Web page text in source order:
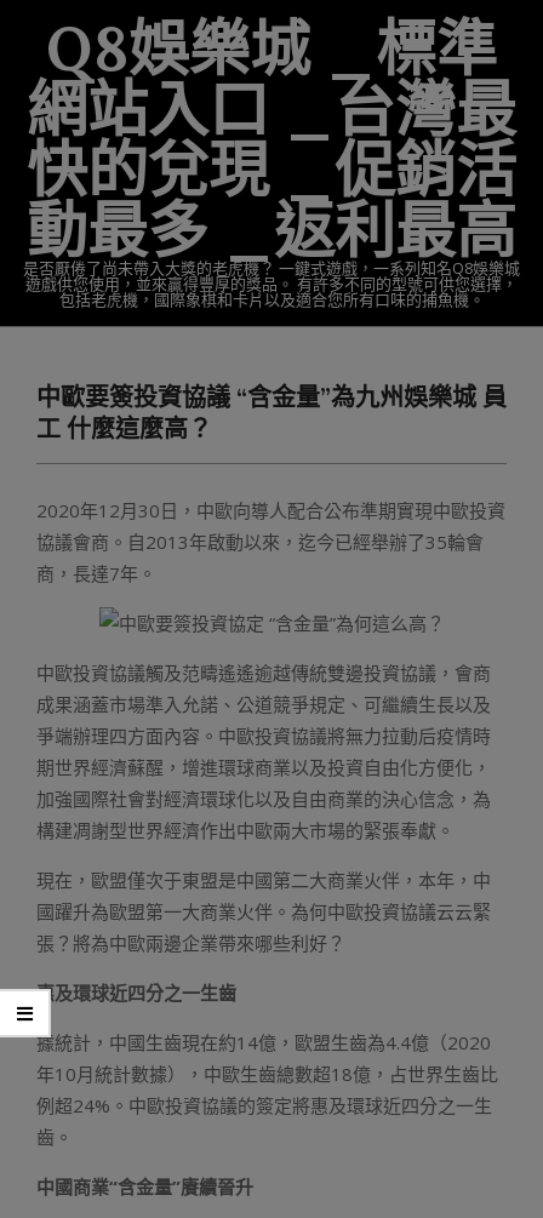
contentQ8娛樂城 _標準
網站入口 _台灣最
快的兌現 _促銷活
動最多 _返利最高
是否厭倦了尚未帶入大獎的老虎機？ 一鍵式遊戲，一系列知名Q8娛樂城
遊戲供您使用，並來贏得豐厚的獎品。 有許多不同的型號可供您選擇，
包括老虎機，國際象棋和卡片以及適合您所有口味的捕魚機。
Menu中歐要簽投資協議 “含金量”為九州娛樂城 員
工 什麼這麼高？
2020年12月30日，中歐向導人配合公布準期實現中歐投資
協議會商。自2013年啟動以來，迄今已經舉辦了35輪會
商，長達7年。
中歐投資協議觸及范疇遙遙逾越傳統雙邊投資協議，會商
成果涵蓋市場準入允諾、公道競爭規定、可繼續生長以及
爭端辦理四方面內容。中歐投資協議將無力拉動后疫情時
期世界經濟蘇醒，增進環球商業以及投資自由化方便化，
加強國際社會對經濟環球化以及自由商業的決心信念，為
構建凋謝型世界經濟作出中歐兩大市場的緊張奉獻。
現在，歐盟僅次于東盟是中國第二大商業火伴，本年，中
國躍升為歐盟第一大商業火伴。為何中歐投資協議云云緊
張？將為中歐兩邊企業帶來哪些利好？
惠及環球近四分之一生齒
據統計，中國生齒現在約14億，歐盟生齒為4.4億（2020
年10月統計數據），中歐生齒總數超18億，占世界生齒比
例超24%。中歐投資協議的簽定將惠及環球近四分之一生
齒。
中國商業“含金量”賡續晉升